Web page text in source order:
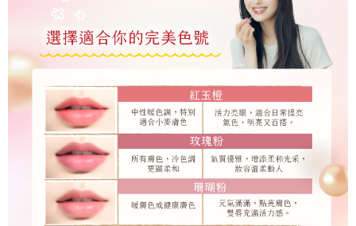
每筆NT$90，滿NT$1,000(含以上)免運費
精選貨到付款單組
免運費